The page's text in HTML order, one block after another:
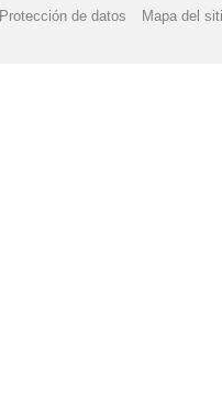
Protección de datos Mapa del